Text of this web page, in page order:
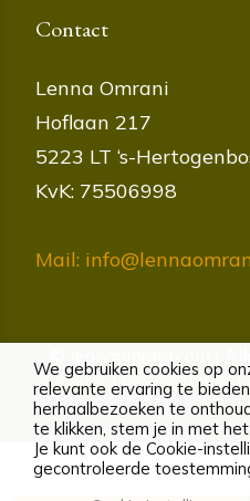
Contact
Lenna Omrani
Hoflaan 217
5223 LT ‘s-
KvK: 75506998
Mail:
Cookies|Privacybeleid|
We gebruiken cookies op
relevante ervaring te
herhaalbezoeken te
te klikken, stem je in met
Je kunt ook de Cookie-
gecontroleerde